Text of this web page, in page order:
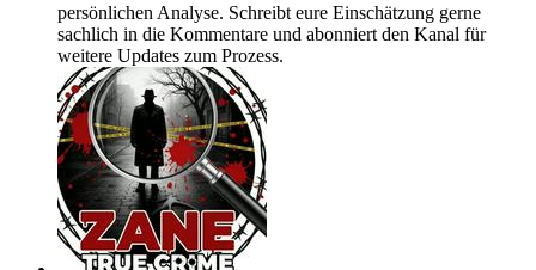
persönlichen Analyse. Schreibt eure Einschätzung gerne
sachlich in die Kommentare und abonniert den Kanal für
weitere Updates zum Prozess.